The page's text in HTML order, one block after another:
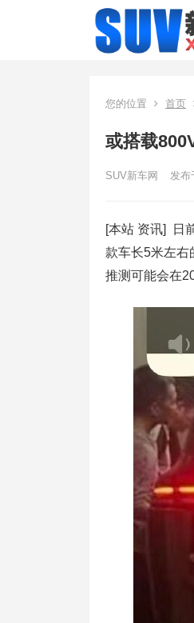
您的位置 首页
或搭载
SUV新车网 发布
[本站 资讯] 日
款车长5米左右
推测可能会在